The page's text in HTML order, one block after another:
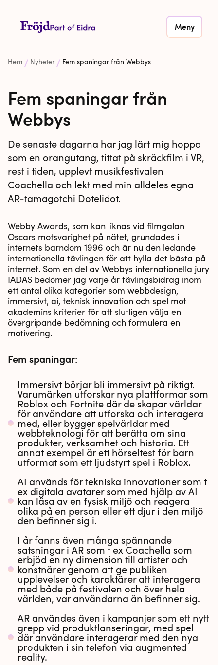
Meny
Hem Nyheter Fem spaningar från Webbys
Fem spaningar från
Webbys
De senaste dagarna har jag lärt mig hoppa
som en orangutang, tittat på skräckfilm i VR,
rest i tiden, upplevt musikfestivalen
Coachella och lekt med min alldeles egna
AR-tamagotchi Dotelidot.
Webby Awards, som kan liknas vid filmgalan
Oscars motsvarighet på nätet, grundades i
internets barndom 1996 och är nu den ledande
internationella tävlingen för att hylla det bästa på
internet. Som en del av Webbys internationella jury
IADAS bedömer jag varje år tävlingsbidrag inom
ett antal olika kategorier som webbdesign,
immersivt, ai, teknisk innovation och spel mot
akademins kriterier för att slutligen välja en
övergripande bedömning och formulera en
motivering.
Fem spaningar:
Immersivt börjar bli immersivt på riktigt.
Varumärken utforskar nya plattformar som
Roblox och Fortnite där de skapar världar
för användare att utforska och interagera
med, eller bygger spelvärldar med
webbteknologi för att berätta om sina
produkter, verksamhet och historia. Ett
annat exempel är ett hörseltest för barn
utformat som ett ljudstyrt spel i Roblox.
AI används för tekniska innovationer som t
ex digitala avatarer som med hjälp av AI
kan läsa av en fysisk miljö och reagera
olika på en person eller ett djur i den miljö
den befinner sig i.
I år fanns även många spännande
satsningar i AR som t ex Coachella som
erbjöd en ny dimension till artister och
konstnärer genom att ge publiken
upplevelser och karaktärer att interagera
med både på festivalen och över hela
världen, var användarna än befinner sig.
AR användes även i kampanjer som ett nytt
grepp vid produktlanseringar, med spel
där användare interagerar med den nya
produkten i sin telefon via augmented
reality.